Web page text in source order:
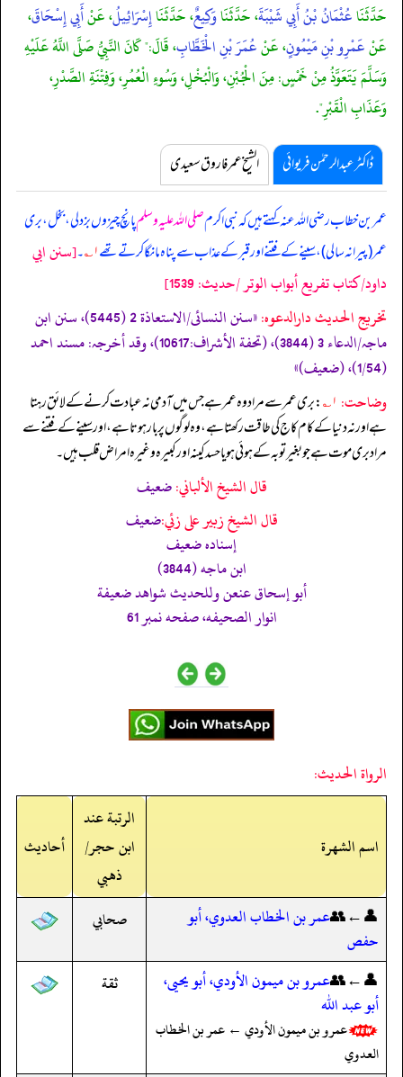
حَدَّثَنَاعُثْمَانُ بْنُ أَبِي شَيْبَةَ، حَدَّثَنَاوَكِيعٌ، حَدَّثَنَاإِسْرَائِيلُ، عَنْأَبِي إِسْحَاقَ،
عَنْعَمْرِو بْنِ مَيْمُونٍ، عَنْعُمَرَ بْنِ الْخَطَّابِ، قَالَ:" كَانَ النَّبِيُّ صَلَّى اللَّهُ عَلَيْهِ
وَسَلَّمَ يَتَعَوَّذُ مِنْ خَمْسٍ: مِنَ الْجُبْنِ، وَالْبُخْلِ، وَسُوءِ الْعُمُرِ، وَفِتْنَةِ الصَّدْرِ،
وَعَذَابِ الْقَبْرِ".
ڈاکٹر عبدالرحمٰن فریوائی الشیخ عمر فاروق سعیدی
عمر بن خطاب رضی اللہ عنہ کہتے ہیں کہنبی اکرمصلی اللہ علیہ وسلمپانچ چیزوں بزدلی، بخل، بری
عمر (پیرانہ سالی)، سینے کے فتنے اور قبر کے عذاب سے پناہ مانگا کرتے تھے۱؎ ۔[سنن ابي
داود/كتاب تفريع أبواب الوتر /حدیث: 1539]
تخریج الحدیث دارالدعوہ:
«‏‏‏‏سنن النسائی/الاستعاذة 2 (5445)، سنن ابن
ماجہ/الدعاء 3 (3844)، (تحفة الأشراف:10617)، وقد أخرجہ: مسند احمد
(1/54)، (ضعیف)»
وضاحت: ۱؎ : بری عمر سے مراد وہ عمر ہے جس میں آدمی نہ عبادت کرنے کے لائق رہتا
ہے اور نہ دنیا کے کام کاج کی طاقت رکھتا ہے، وہ لوگوں پر بار ہوتا ہے، اور سینے کے فتنے سے
مراد بری موت ہے جو بغیر توبہ کے ہوئی ہو یا حسد کینہ اور کبیرہ وغیرہ امراض قلب ہیں۔
قال الشيخ الألباني:ضعيف
قال الشيخ زبير على زئي:ضعيف
إسناده ضعيف
ابن ماجه (3844)
أبو إسحاق عنعن وللحديث شواھد ضعيفة
انوار الصحيفه، صفحه نمبر 61
الرواة الحديث:
اسم الشهرة
الرتبة عند
ابن حجر/
ذهبي
أحاديث
👤←👥عمر بن الخطاب العدوي، أبو
حفص
صحابي
👤←👥عمرو بن ميمون الأودي، أبو يحيى،
أبو عبد الله
عمرو بن ميمون الأودي ← عمر بن الخطاب
العدوي
ثقة